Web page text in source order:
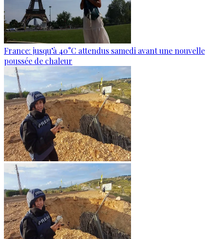
France: jusqu’à 40°C attendus samedi avant une nouvelle
poussée de chaleur